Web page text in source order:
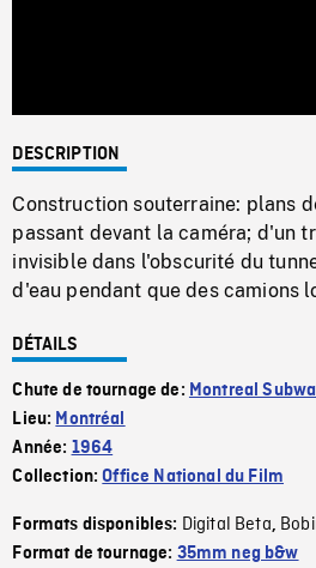
DESCRIPTION
Construction souterraine: plans
passant devant la caméra; d'un
invisible dans l'obscurité du
d'eau pendant que des camions
DÉTAILS
Chute de tournage de: Montreal
Lieu: Montréal
Année: 1964
Collection:Office National du Film
Formats disponibles: Digital Beta,
Format de tournage: 35mm neg b&w